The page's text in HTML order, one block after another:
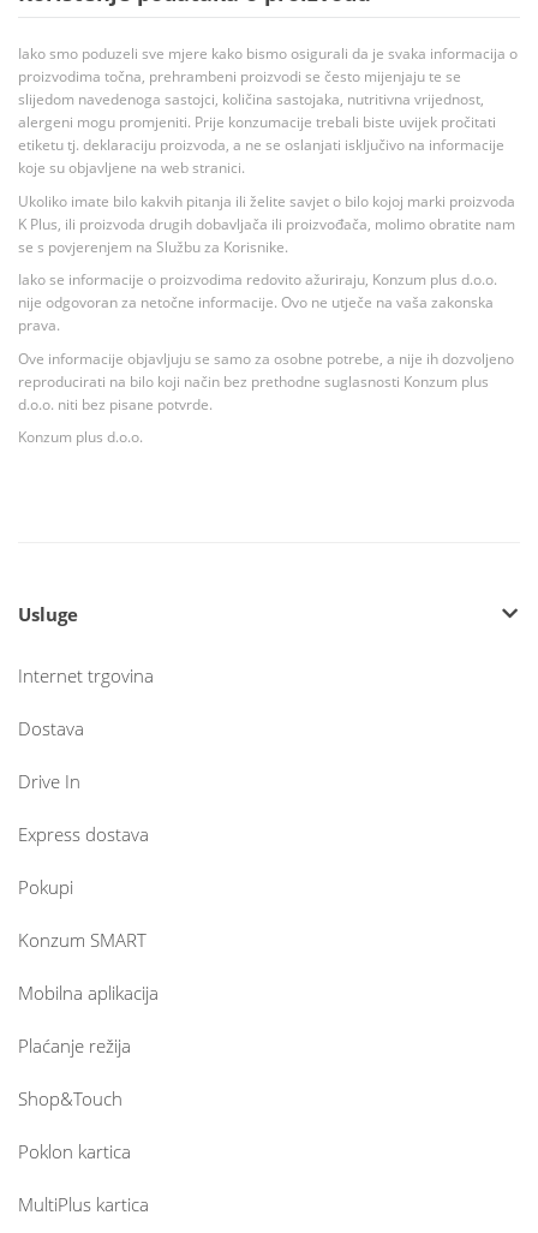
Iako smo poduzeli sve mjere kako bismo osigurali da je svaka informacija o
proizvodima točna, prehrambeni proizvodi se često mijenjaju te se
slijedom navedenoga sastojci, količina sastojaka, nutritivna vrijednost,
alergeni mogu promjeniti. Prije konzumacije trebali biste uvijek pročitati
etiketu tj. deklaraciju proizvoda, a ne se oslanjati isključivo na informacije
koje su objavljene na web stranici.
Ukoliko imate bilo kakvih pitanja ili želite savjet o bilo kojoj marki proizvoda
K Plus, ili proizvoda drugih dobavljača ili proizvođača, molimo obratite nam
se s povjerenjem na Službu za Korisnike.
Iako se informacije o proizvodima redovito ažuriraju, Konzum plus d.o.o.
nije odgovoran za netočne informacije. Ovo ne utječe na vaša zakonska
prava.
Ove informacije objavljuju se samo za osobne potrebe, a nije ih dozvoljeno
reproducirati na bilo koji način bez prethodne suglasnosti Konzum plus
d.o.o. niti bez pisane potvrde.
Konzum plus d.o.o.
Usluge
Internet trgovina
Dostava
Drive In
Express dostava
Pokupi
Konzum SMART
Mobilna aplikacija
Plaćanje režija
Shop&Touch
Poklon kartica
MultiPlus kartica